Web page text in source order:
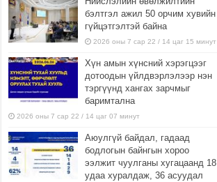
бэлтгэл ажил 50 орчим хувийн
гүйцэтгэлтэй байна
2026 оны 7 сар 22 / 14 цаг 15 минут
Хүн амын хүнсний хэрэгцээг
дотоодын үйлдвэрлэлээр нэн
тэргүүнд хангах зарчмыг
баримтална
2026 оны 7 сар 22 / 14 цаг 07 минут
Аюулгүй байдал, гадаад
бодлогын байнгын хороо
ээлжит чуулганы хугацаанд 18
удаа хуралдаж, 36 асуудал